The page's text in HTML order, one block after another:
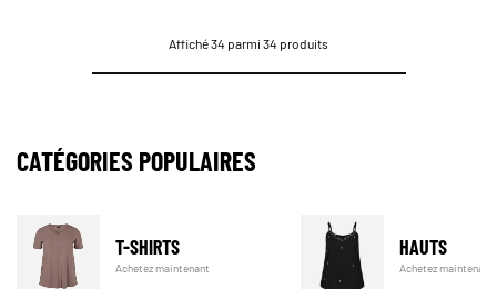
Affiché 34 parmi 34 produits
CATÉGORIES POPULAIRES
T-SHIRTS
Achetez maintenant
HAUTS
Achetez maintenant